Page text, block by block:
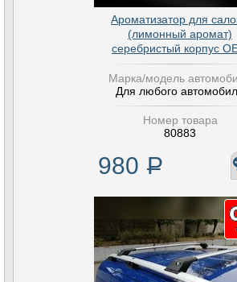
Ароматизатор для
(лимонный аромат)
серебристый корпус
Марка/модель
Для любого
Номер товара
80883
980 Р